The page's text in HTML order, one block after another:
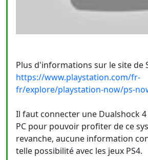
Plus d'informations sur le site de
https://www.playstation.com/fr-
fr/explore/playstation-now/ps-
Il faut connecter une Dualshock 4
PC pour pouvoir profiter de ce
revanche, aucune information
telle possibilité avec les jeux PS4.